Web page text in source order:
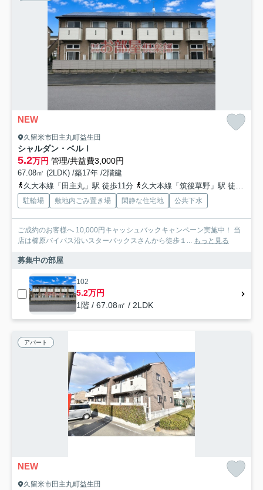
NEW
久留米市田主丸町益生田
シャルダン・ベルⅠ
5.2万円 管理/共益費3,000円
67.08㎡ (2LDK) /築17年 /2階建
久大本線「田主丸」駅 徒歩11分
久大本線「筑後草野」駅 徒歩66分
駐輪場 敷地内ごみ置き場 閑静な住宅地 公共下水
ご成約のお客様へ 10,000円キャッシュバックキャンペーン実施中！ 当
店は櫛原バイパス沿いスターバックスさんから徒歩１... もっと見る
募集中の部屋
102
5.2万円
1階 / 67.08㎡ / 2LDK
アパート
NEW
久留米市田主丸町益生田